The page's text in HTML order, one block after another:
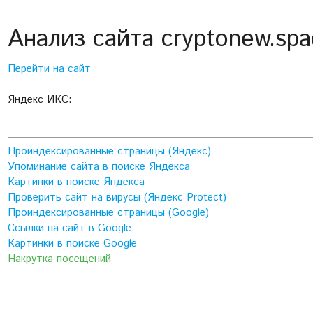
Анализ сайта
Перейти на сайт
Яндекс ИКС:
Проиндексированные страницы (Яндекс)
Упоминание сайта в поиске Яндекса
Картинки в поиске Яндекса
Проверить сайт на вирусы (Яндекс Protect)
Проиндексированные страницы (Google)
Ссылки на сайт в Google
Картинки в поиске Google
Накрутка посещений